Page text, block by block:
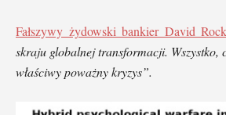
Fałszywy żydowski bankier David
skraju globalnej transformacji. Wszystko,
właściwy poważny kryzys”.